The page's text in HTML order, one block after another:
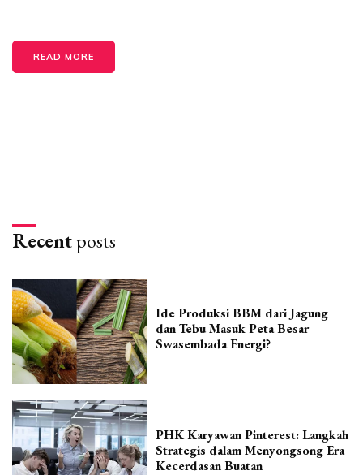
READ MORE
Recentposts
Ide Produksi BBM dari Jagung
dan Tebu Masuk Peta Besar
Swasembada Energi?
PHK Karyawan Pinterest: Langkah
Strategis dalam Menyongsong Era
Kecerdasan Buatan